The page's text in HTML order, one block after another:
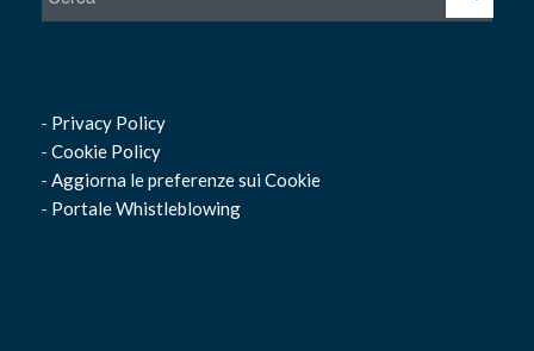
- Privacy Policy
- Cookie Policy
- Aggiorna le preferenze sui Cookie
- Portale Whistleblowing